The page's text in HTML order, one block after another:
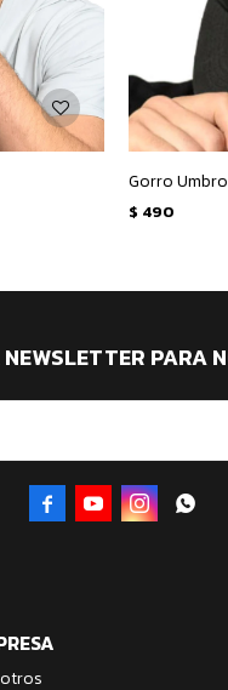
Gorro
$ 490
PARA
   